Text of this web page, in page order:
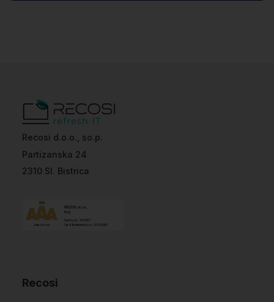
Recosi d.o.o., so.p.
Partizanska 24
2310 Sl. Bistrica
Recosi